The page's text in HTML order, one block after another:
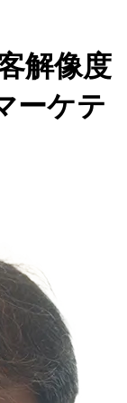
解像度
ーケテ